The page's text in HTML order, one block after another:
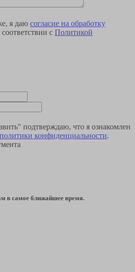
я даю согласие на обработку
соответствии с Политикой
подтверждаю, что я ознакомлен
политики конфиденциальности.
в самое ближайшее время.